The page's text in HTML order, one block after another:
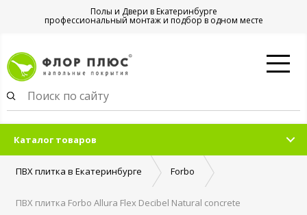
Полы и Двери в Екатеринбурге
профессиональный монтаж и подбор в одном месте
Каталог товаров
ПВХ плитка в Екатеринбурге Forbo
ПВХ плитка Forbo Allura Flex Decibel Natural concrete